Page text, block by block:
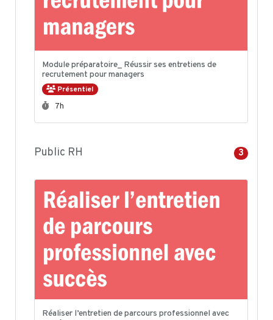
Module préparatoire_ Réussir ses entretiens de
recrutement pour managers
Présentiel
Durée :
7h
Public RH 3
Réaliser l’entretien de parcours professionnel avec